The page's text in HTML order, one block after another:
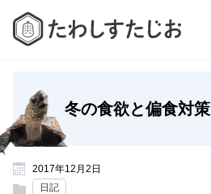
冬の食欲と偏食対策
2017年12月2日
日記